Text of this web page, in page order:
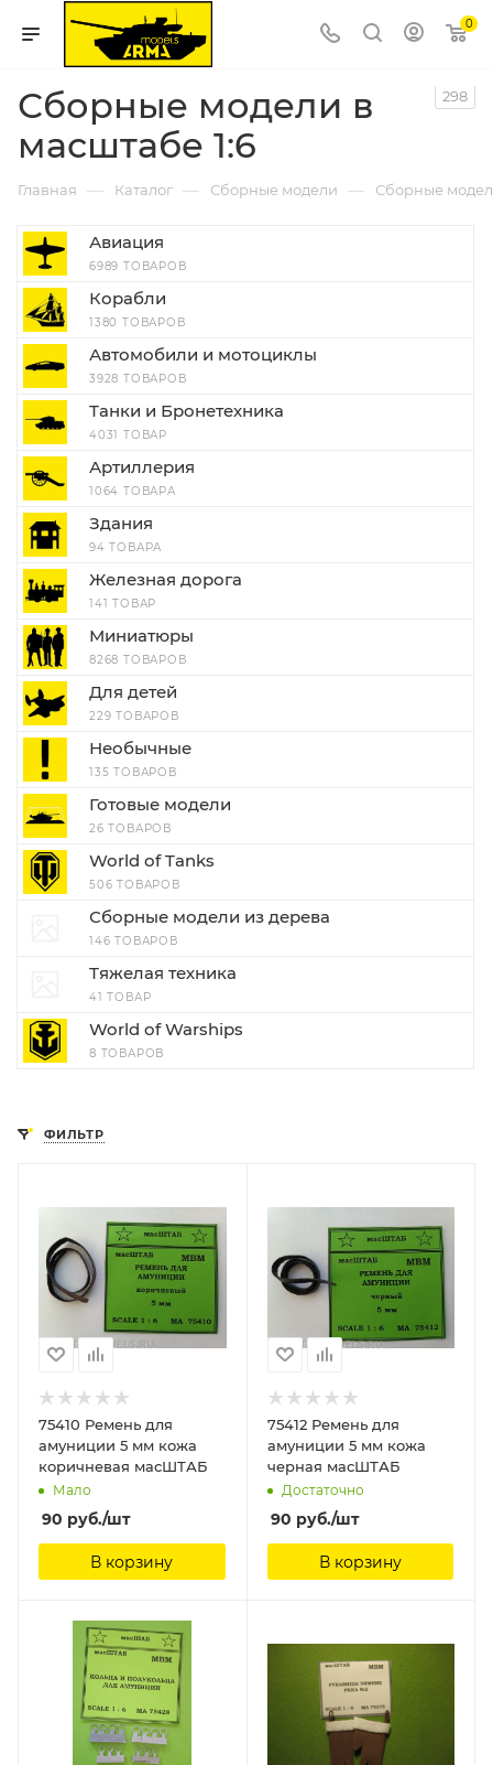
0
Сборные модели в
масштабе 1:6
298
Главная — Каталог — Сборные модели — Сборные
Авиация
6989 ТОВАРОВ
Корабли
1380 ТОВАРОВ
Автомобили и мотоциклы
3928 ТОВАРОВ
Танки и Бронетехника
4031 ТОВАР
Артиллерия
1064 ТОВАРА
Здания
94 ТОВАРА
Железная дорога
141 ТОВАР
Миниатюры
8268 ТОВАРОВ
Для детей
229 ТОВАРОВ
Необычные
135 ТОВАРОВ
Готовые модели
26 ТОВАРОВ
World of Tanks
506 ТОВАРОВ
Сборные модели из дерева
146 ТОВАРОВ
Тяжелая техника
41 ТОВАР
World of Warships
8 ТОВАРОВ
ФИЛЬТР
75410 Ремень для
амуниции 5 мм кожа
коричневая масШТАБ
Мало
90 руб./шт
В корзину
75412 Ремень для
амуниции 5 мм кожа
черная масШТАБ
Достаточно
90 руб./шт
В корзину